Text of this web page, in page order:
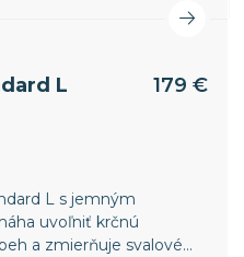
L 179 €
L s jemným
uvoľniť krčnú
a zmierňuje svalové